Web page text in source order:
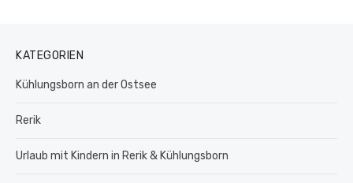
KATEGORIEN
Kühlungsborn an der Ostsee
Rerik
Urlaub mit Kindern in Rerik & Kühlungsborn